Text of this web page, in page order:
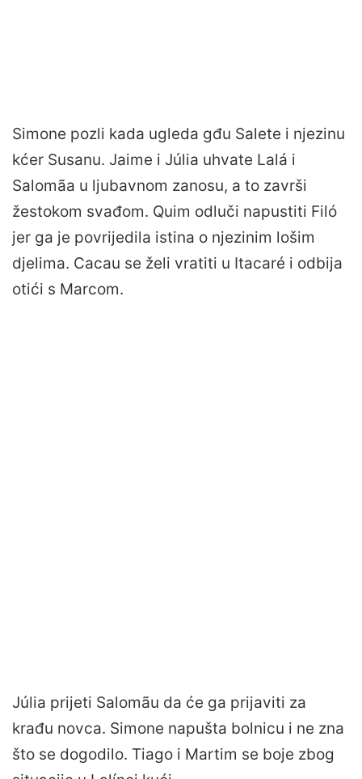
Simone pozli kada ugleda gđu Salete i njezinu
kćer Susanu. Jaime i Júlia uhvate Lalá i
Salomãa u ljubavnom zanosu, a to završi
žestokom svađom. Quim odluči napustiti Filó
jer ga je povrijedila istina o njezinim lošim
djelima. Cacau se želi vratiti u Itacaré i odbija
otići s Marcom.
Júlia prijeti Salomãu da će ga prijaviti za
krađu novca. Simone napušta bolnicu i ne zna
što se dogodilo. Tiago i Martim se boje zbog